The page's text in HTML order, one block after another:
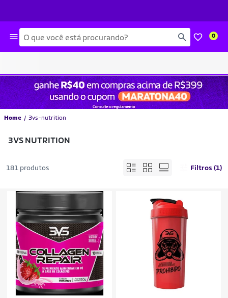
Busca 0
Home 3vs-nutrition
3VS NUTRITION
181 produtos Filtros (1)